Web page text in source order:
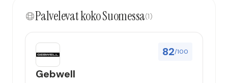
Palvelevat koko Suomessa(1)
82/100
Gebwell